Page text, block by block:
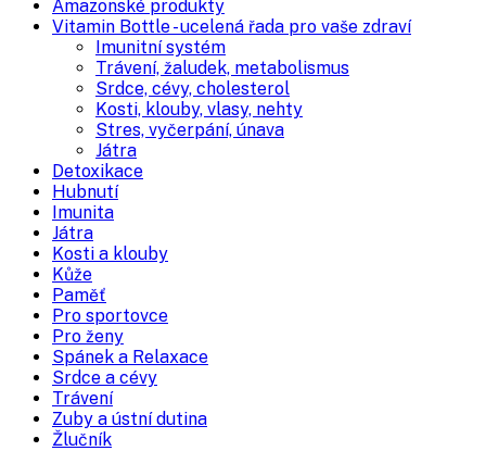
Amazonské produkty
Vitamin Bottle - ucelená řada pro vaše zdraví
Imunitní systém
Trávení, žaludek, metabolismus
Srdce, cévy, cholesterol
Kosti, klouby, vlasy, nehty
Stres, vyčerpání, únava
Játra
Detoxikace
Hubnutí
Imunita
Játra
Kosti a klouby
Kůže
Paměť
Pro sportovce
Pro ženy
Spánek a Relaxace
Srdce a cévy
Trávení
Zuby a ústní dutina
Žlučník